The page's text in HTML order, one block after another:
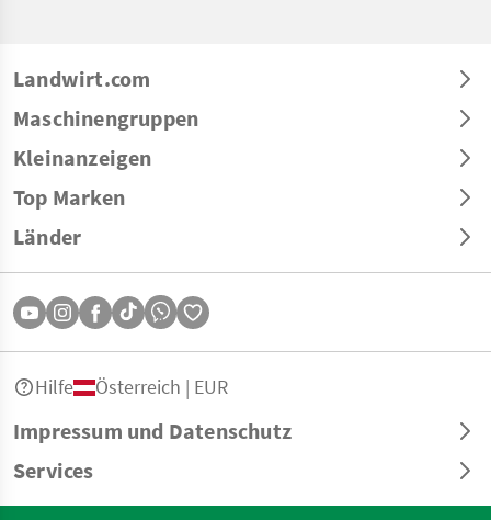
Landwirt.com
Maschinengruppen
Kleinanzeigen
Top Marken
Länder
Impressum und Datenschutz
Services
Hilfe Österreich | EUR